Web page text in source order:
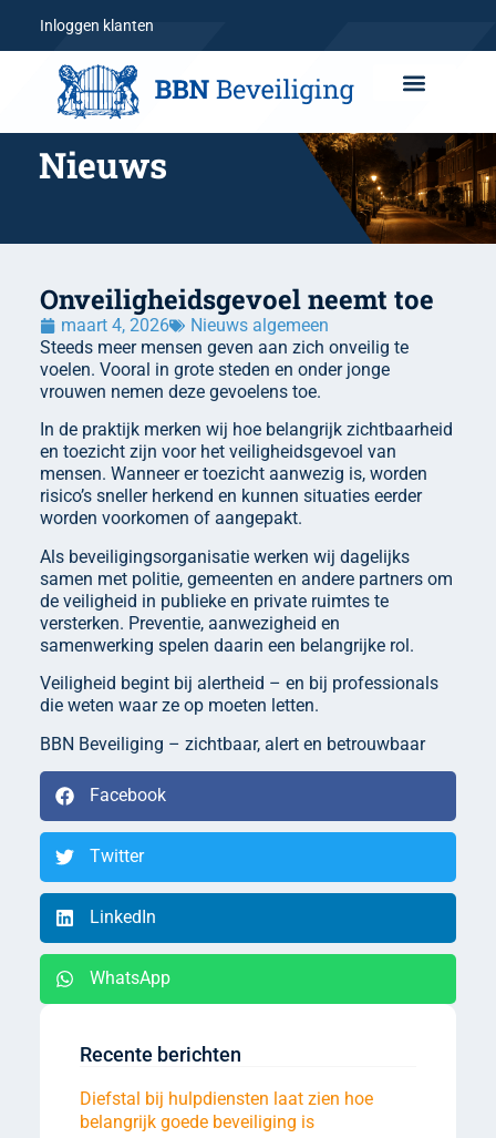
Inloggen klanten
Nieuws
Onveiligheidsgevoel neemt toe
maart 4, 2026
Nieuws algemeen
Steeds meer mensen geven aan zich onveilig te
voelen. Vooral in grote steden en onder jonge
vrouwen nemen deze gevoelens toe.
In de praktijk merken wij hoe belangrijk zichtbaarheid
en toezicht zijn voor het veiligheidsgevoel van
mensen. Wanneer er toezicht aanwezig is, worden
risico’s sneller herkend en kunnen situaties eerder
worden voorkomen of aangepakt.
Als beveiligingsorganisatie werken wij dagelijks
samen met politie, gemeenten en andere partners om
de veiligheid in publieke en private ruimtes te
versterken. Preventie, aanwezigheid en
samenwerking spelen daarin een belangrijke rol.
Veiligheid begint bij alertheid – en bij professionals
die weten waar ze op moeten letten.
BBN Beveiliging – zichtbaar, alert en betrouwbaar
Facebook
Twitter
LinkedIn
WhatsApp
Recente berichten
Diefstal bij hulpdiensten laat zien hoe
belangrijk goede beveiliging is